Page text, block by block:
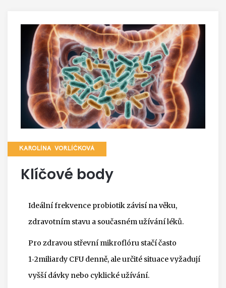
KAROLÍNA VORLÍČKOVÁ
Klíčové body
Ideální frekvence probiotik závisí na věku,
zdravotním stavu a současném užívání léků.
Pro zdravou střevní mikroflóru stačí často
1‑2miliardy CFU denně, ale určité situace vyžadují
vyšší dávky nebo cyklické užívání.